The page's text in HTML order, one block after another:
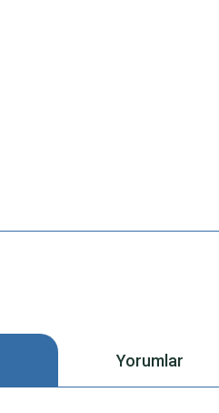
Yorumlar